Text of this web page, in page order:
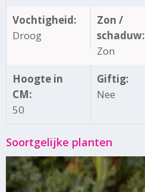
Vochtigheid:
Droog
Zon /
schaduw:
Zon
Hoogte in
CM:
50
Giftig:
Nee
Soortgelijke planten